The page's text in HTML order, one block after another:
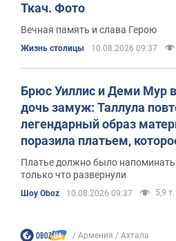
Ткач. Фото
Вечная память и слава Герою
Жизнь столицы 10.08.2026 09:37
Брюс Уиллис и Деми Мур
дочь замуж: Таллула
легендарный образ
поразила платьем,
712 часов
Платье должно было
только что развернули
Шоу Oboz 10.08.2026 09:37 5,9 т.
Армения Ахтала